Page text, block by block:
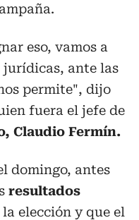
eso, vamos a
ante las
permite", dijo
fuera el jefe de
Claudio Fermín.
domingo, antes
resultados
elección y que el